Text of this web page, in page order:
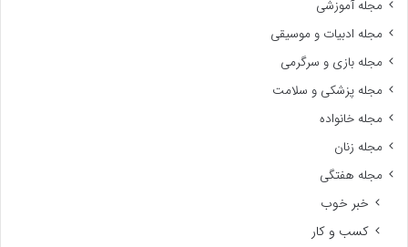
مجله آموزشی
مجله ادبیات و موسیقی
مجله بازی و سرگرمی
مجله پزشکی و سلامت
مجله خانواده
مجله زنان
مجله هفتگی
خبر خوب
کسب و کار